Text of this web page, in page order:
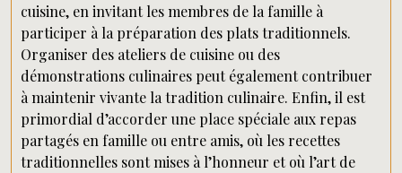
cuisine, en invitant les membres de la famille à
participer à la préparation des plats traditionnels.
Organiser des ateliers de cuisine ou des
démonstrations culinaires peut également contribuer
à maintenir vivante la tradition culinaire. Enfin, il est
primordial d’accorder une place spéciale aux repas
partagés en famille ou entre amis, où les recettes
traditionnelles sont mises à l’honneur et où l’art de